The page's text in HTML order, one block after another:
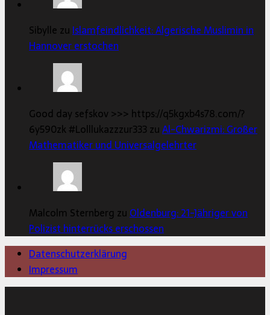
Sibylle zu Islamfeindlichkeit: Algerische Muslimin in
Hannover erstochen
Good day sefskov >>> https://q5kgxb4s78.com/?
6y590zk #Lolllukazzzur333 zuAl-Chwarizmi: Großer
Mathematiker und Universalgelehrter
Malcolm Sternberg zu Oldenburg: 21-Jähriger von
Polizist hinterrücks erschossen
Datenschutzerklärung
Impressum